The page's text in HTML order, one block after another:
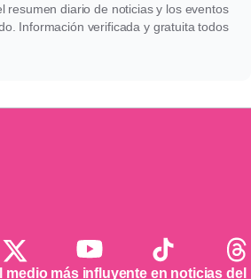
resumen diario de noticias y los eventos
Información verificada y gratuita todos
medio más influyente en noticias del